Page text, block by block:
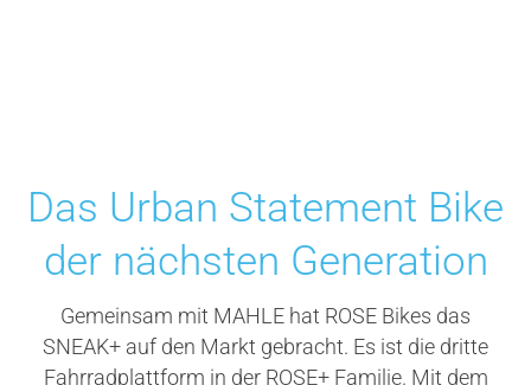
Das Urban Statement Bike
der nächsten Generation
Gemeinsam mit MAHLE hat ROSE Bikes das
SNEAK+ auf den Markt gebracht. Es ist die dritte
Fahrradplattform in der ROSE+ Familie. Mit dem